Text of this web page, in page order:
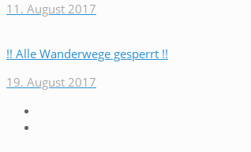
11. August 2017
!! Alle Wanderwege gesperrt !!
19. August 2017